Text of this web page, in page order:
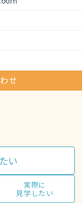
せ
い
実際に
見学したい